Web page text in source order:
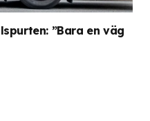
”Bara en väg